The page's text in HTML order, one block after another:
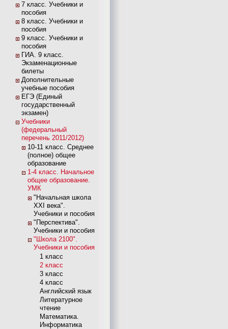
7 класс. Учебники и
пособия
8 класс. Учебники и
пособия
9 класс. Учебники и
пособия
ГИА. 9 класс.
Экзаменационные
билеты
Дополнительные
учебные пособия
ЕГЭ (Единый
государственный
экзамен)
Учебники
(федеральный
перечень 2011/2012)
10-11 класс. Среднее
(полное) общее
образование
1-4 класс. Начальное
общее образование.
УМК
"Начальная школа
XXI века".
Учебники и пособия
"Перспектива".
Учебники и пособия
"Школа 2100".
Учебники и пособия
1 класс
2 класс
3 класс
4 класс
Английский язык
Литературное
чтение
Математика.
Информатика